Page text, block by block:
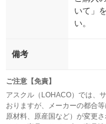
いて」
い。
備考
ご注意【免責】
アスクル（LOHACO）では、
おりますが、メーカーの都合
原材料、原産国など）が変更